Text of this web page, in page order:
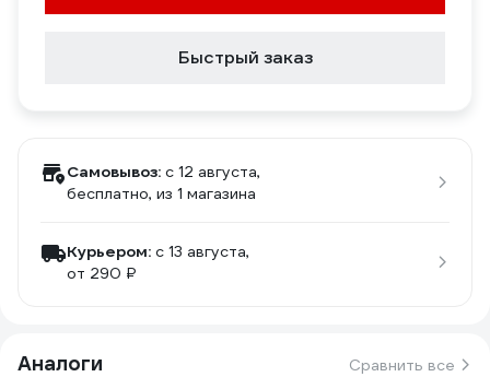
Быстрый заказ
Самовывоз: c 12 августа,
бесплатно, из 1 магазина
Курьером: c 13 августа,
от 290 ₽
Аналоги Сравнить все